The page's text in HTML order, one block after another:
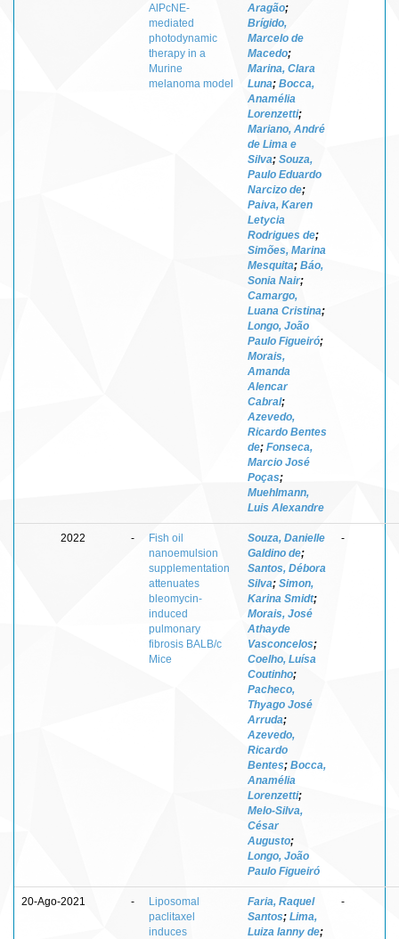
AlPcNE-
mediated
photodynamic
therapy in a
Murine
melanoma model
Aragão;
Brígido,
Marcelo de
Macedo;
Marina, Clara
Luna; Bocca,
Anamélia
Lorenzetti;
Mariano, André
de Lima e
Silva; Souza,
Paulo Eduardo
Narcizo de;
Paiva, Karen
Letycia
Rodrigues de;
Simões, Marina
Mesquita; Báo,
Sonia Nair;
Camargo,
Luana Cristina;
Longo, João
Paulo Figueiró;
Morais,
Amanda
Alencar
Cabral;
Azevedo,
Ricardo Bentes
de; Fonseca,
Marcio José
Poças;
Muehlmann,
Luis Alexandre
2022 -
Fish oil
nanoemulsion
supplementation
attenuates
bleomycin-
induced
pulmonary
fibrosis BALB/c
Mice
Souza, Danielle
Galdino de;
Santos, Débora
Silva; Simon,
Karina Smidt;
Morais, José
Athayde
Vasconcelos;
Coelho, Luísa
Coutinho;
Pacheco,
Thyago José
Arruda;
Azevedo,
Ricardo
Bentes; Bocca,
Anamélia
Lorenzetti;
Melo-Silva,
César
Augusto;
Longo, João
Paulo Figueiró
-
20-Ago-2021 -
Liposomal
paclitaxel
induces
Faria, Raquel
Santos; Lima,
Luiza Ianny de;
-